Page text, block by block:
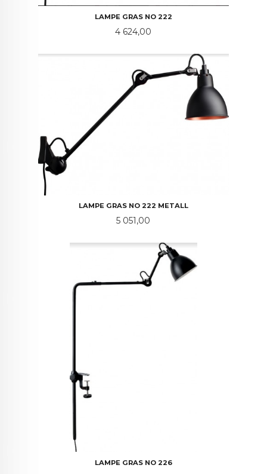
LAMPE GRAS NO 222
Pris
4 624,00
LAMPE GRAS NO 222 METALL
Pris
5 051,00
LAMPE GRAS NO 226